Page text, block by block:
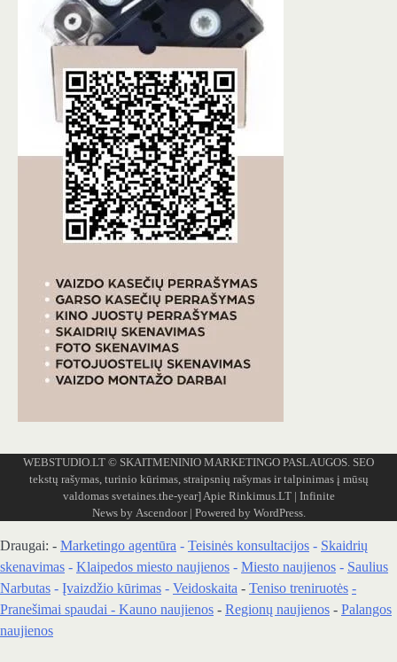
WEBSTUDIO.LT © SKAITMENINIO MARKETINGO PASLAUGOS. SEO
tekstų rašymas, turinio kūrimas, straipsnių rašymas ir talpinimas į mūsų
valdomas svetaines.the-year] Apie Rinkimus.LT| Infinite
News by Ascendoor| Powered by WordPress.
Draugai: - Marketingo agentūra - Teisinės konsultacijos - Skaidrių
skenavimas - Klaipedos miesto naujienos - Miesto naujienos - Saulius
Narbutas - Įvaizdžio kūrimas - Veidoskaita - Teniso treniruotės -
Pranešimai spaudai - Kauno naujienos - Regionų naujienos - Palangos
naujienos